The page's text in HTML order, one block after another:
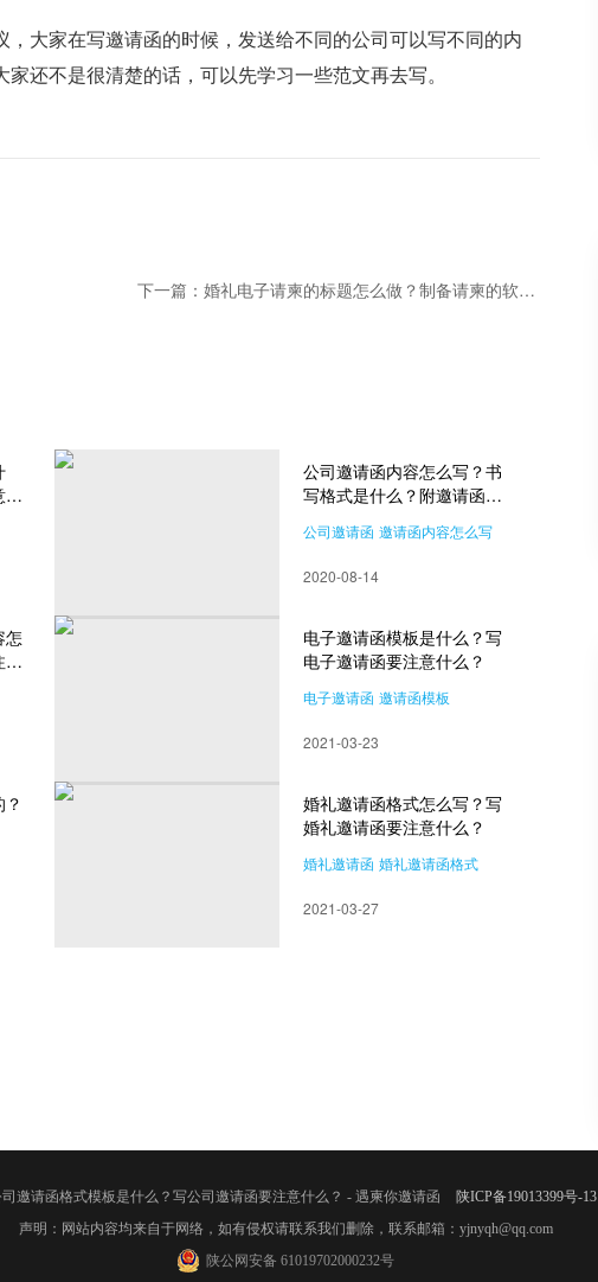
大家在写邀请函的时候，发送给不同的公司可以写不同的内
还不是很清楚的话，可以先学习一些范文再去写。
下一篇：婚礼电子请柬的标题怎么做？制备请柬的软件哪个好？
什
公司邀请函内容怎么写？书
写格式是什么？附邀请函模
公司邀请函 邀请函内容怎么写
2020-08-14
怎
意
电子邀请函模板是什么？写
电子邀请函要注意什么？
电子邀请函 邀请函模板
2021-03-23
婚礼邀请函格式怎么写？写
婚礼邀请函要注意什么？
婚礼邀请函 婚礼邀请函格式
2021-03-27
邀请函格式模板是什么？写公司邀请函要注意什么？ - 遇柬你邀请函 陕ICP备19013399号-13
声明：网站内容均来自于网络，如有侵权请联系我们删除，联系邮箱：yjnyqh@qq.com
陕公网安备 61019702000232号